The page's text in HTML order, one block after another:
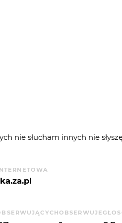
nie słucham innych nie
OBSERWUJE